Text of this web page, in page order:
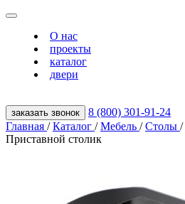
О нас
проекты
каталог
двери
заказать звонок
8 (800) 301‑91‑24
Главная / Каталог / Мебель / Столы /
Приставной столик